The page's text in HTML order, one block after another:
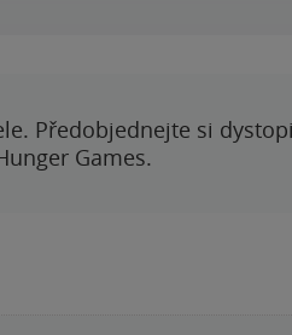
Předobjednejte si
Games.